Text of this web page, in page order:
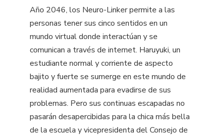
Año 2046, los Neuro-Linker permite a las
personas tener sus cinco sentidos en un
mundo virtual donde interactúan y se
comunican a través de internet. Haruyuki, un
estudiante normal y corriente de aspecto
bajito y fuerte se sumerge en este mundo de
realidad aumentada para evadirse de sus
problemas. Pero sus continuas escapadas no
pasarán desapercibidas para la chica más bella
de la escuela y vicepresidenta del Consejo de